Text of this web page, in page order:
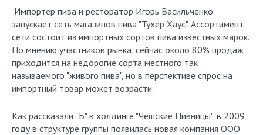
Импортер пива и ресторатор Игорь Васильченко
запускает сеть магазинов пива "Тухер Хаус". Ассортимент
сети состоит из импортных сортов пива известных марок.
По мнению участников рынка, сейчас около 80% продаж
приходится на недорогие сорта местного так
называемого "живого пива", но в перспективе спрос на
импортный товар может возрасти.
Как рассказали "Ъ" в холдинге "Чешские Пивницы", в 2009
году в структуре группы появилась новая компания ООО